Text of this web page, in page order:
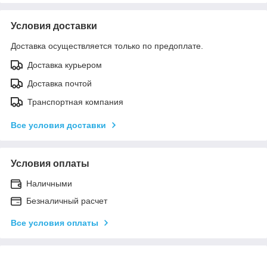
Условия доставки
Доставка осуществляется только по предоплате.
Доставка курьером
Доставка почтой
Транспортная компания
Все условия доставки
Условия оплаты
Наличными
Безналичный расчет
Все условия оплаты